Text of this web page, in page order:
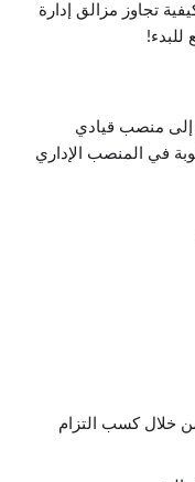
تجاوز مزالق إدارة
للبدء!
إلى منصب قيادي
في المنصب الإداري
خلال كسب التزام